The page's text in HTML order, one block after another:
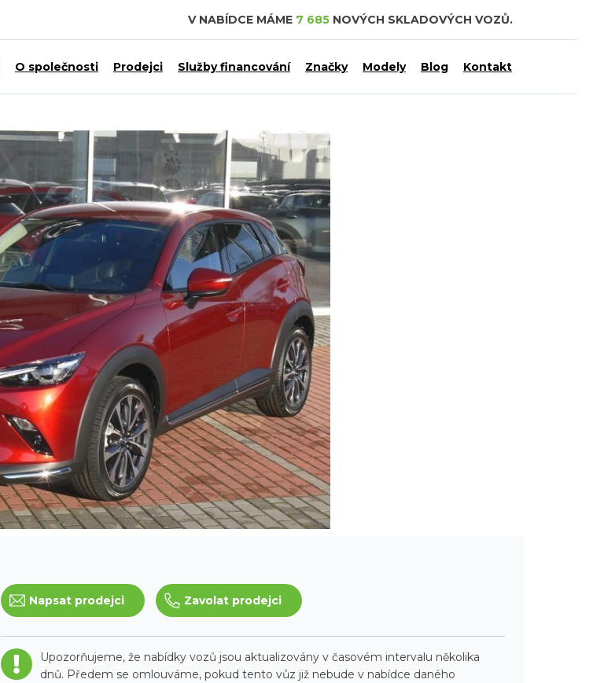
V NABÍDCE MÁME 7 685 NOVÝCH SKLADOVÝCH VOZŮ.
O společnosti Prodejci Služby financování Značky Modely Blog Kontakt
Napsat prodejci Zavolat prodejci
Upozorňujeme, že nabídky vozů jsou aktualizovány v časovém intervalu několika
dnů. Předem se omlouváme, pokud tento vůz již nebude v nabídce daného